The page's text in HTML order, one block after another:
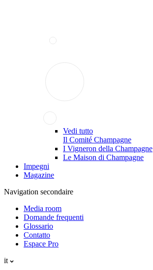
Vedi tutto
Il Comité Champagne
I Vigneron della Champagne
Le Maison di Champagne
Impegni
Magazine
Navigation secondaire
Media room
Domande frequenti
Glossario
Contatto
Espace Pro
it